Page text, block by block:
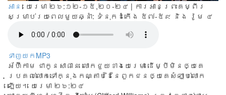
អាន : យេរេមា ២៦:១២-១៥,២០-២៤ | ការអានព្រះគម្ពីរ
សម្រាប់រយៈពេលមួយឆ្នាំ: ទំនុកដំកើង ៥៧-៥៩ និង រ៉ូម ៤
ទាញយកMP3
អ័ហ៊ីកាម ជាកូនសាផាន លោកជួយខាងយេរេមា ដើម្បីមិនឲ្យគេ
ប្រគល់លោកទៅក្នុងកណ្តាប់ដៃនៃពួកជនឲ្យគេសំឡាប់លោក
ឡើយ។ យេរេមា ២៦:២៤